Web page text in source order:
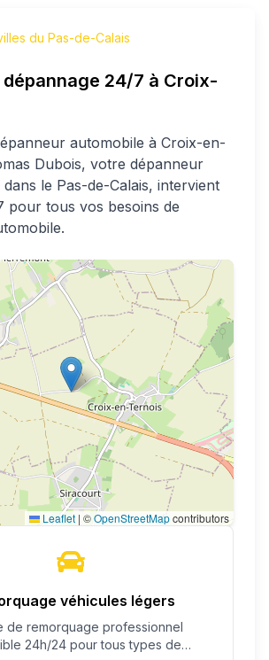
du Pas-de-Calais
24/7 à Croix-
automobile à Croix-en-
Dubois, votre dépanneur
dans le Pas-de-Calais, intervient
pour tous vos besoins de
Leaflet | ©OpenStreetMapcontributors
véhicules légers
de remorquage professionnel
24h/24 pour tous types de